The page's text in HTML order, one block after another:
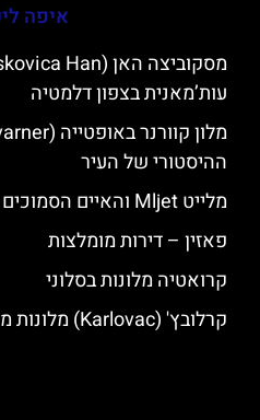
איפה
עות’מאנית בצפון דלמטיה
ההיסטורי של העיר
מלייט Mljet והאיים הסמוכים – מלונות מומלצים
פאזין – דירות מומלצות
קרואטיה מלונות בסלוני
קרלובץ' (Karlovac) מלונות מומלצים